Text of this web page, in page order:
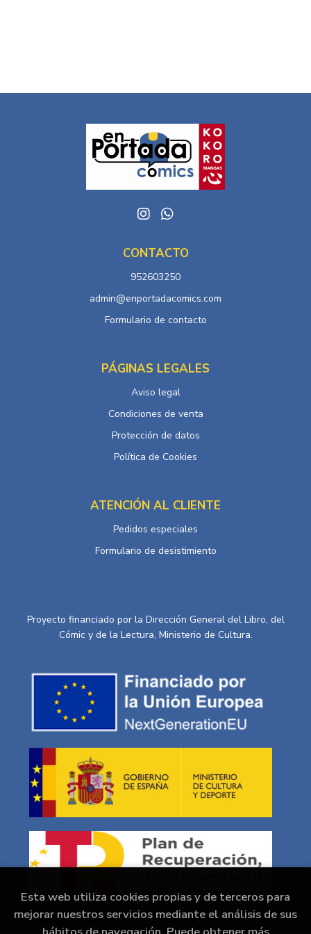
CONTACTO
952603250
admin@enportadacomics.com
Formulario de contacto
PÁGINAS LEGALES
Aviso legal
Condiciones de venta
Protección de datos
Política de Cookies
ATENCIÓN AL CLIENTE
Pedidos especiales
Formulario de desistimiento
Proyecto financiado por la Dirección General del Libro, del
Cómic y de la Lectura, Ministerio de Cultura.
Esta web utiliza cookies propias y de terceros para
mejorar nuestros servicios mediante el análisis de sus